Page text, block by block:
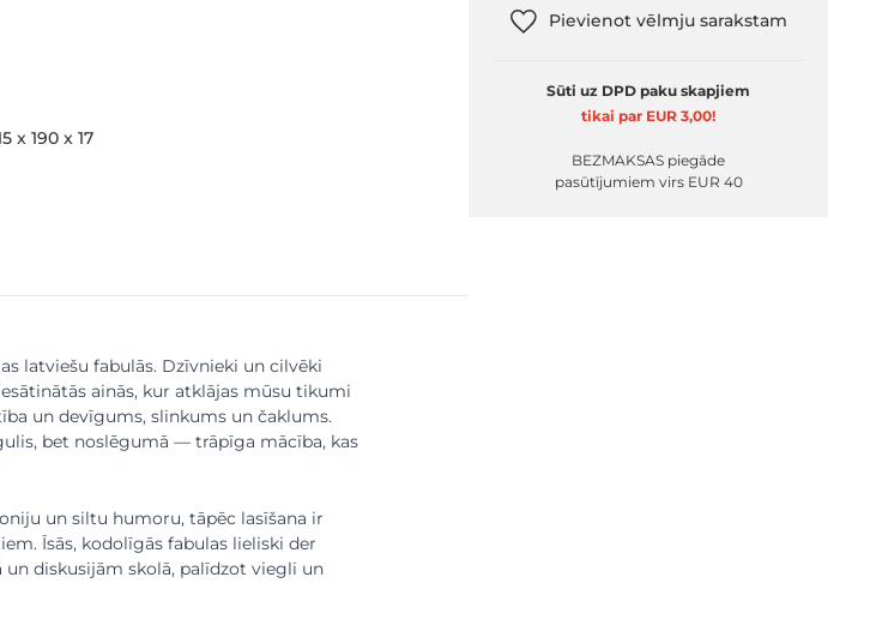
x 190 x 17
latviešu fabulās. Dzīvnieki un cilvēki
ainās, kur atklājas mūsu tikumi
un devīgums, slinkums un čaklums.
bet noslēgumā — trāpīga mācība, kas
un siltu humoru, tāpēc lasīšana ir
Īsās, kodolīgās fabulas lieliski der
un diskusijām skolā, palīdzot viegli un
Pievienot vēlmju sarakstam
Sūti uz DPD paku skapjiem
tikai par EUR 3,00!
BEZMAKSAS piegāde
pasūtījumiem virs EUR 40